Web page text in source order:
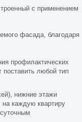
с применением
фасада, благодаря
профилактических
любой тип
нижние этажи
каждую квартиру